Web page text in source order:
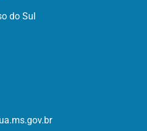
do Sul